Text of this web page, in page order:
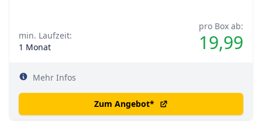
pro Box ab:
19,99
min. Laufzeit:
1 Monat
Mehr Infos
Zum Angebot*